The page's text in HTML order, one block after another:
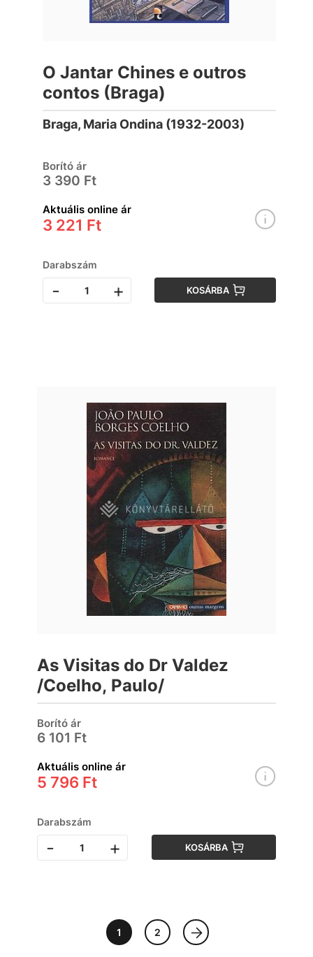
O Jantar Chines e outros
contos (Braga)
Braga, Maria Ondina (1932-2003)
Borító ár
3 390 Ft
Aktuális online ár
3 221 Ft
Darabszám
- + KOSÁRBA
As Visitas do Dr Valdez
/Coelho, Paulo/
Borító ár
6 101 Ft
Aktuális online ár
5 796 Ft
Darabszám
- + KOSÁRBA
1 2